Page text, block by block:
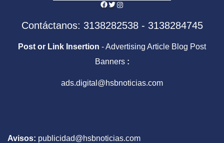
Facebook
Twitter
Instagram
Contáctanos: 3138282538 - 3138284745
Post or Link Insertion - Advertising Article Blog Post
Banners :
ads.digital@hsbnoticias.com
Avisos: publicidad@hsbnoticias.com